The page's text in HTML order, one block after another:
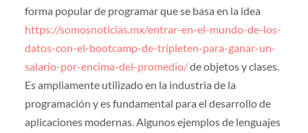
forma popular de programar que se basa en la idea
https://somosnoticias.mx/entrar-en-el-mundo-de-los-
datos-con-el-bootcamp-de-tripleten-para-ganar-un-
salario-por-encima-del-promedio/de objetos y clases.
Es ampliamente utilizado en la industria de la
programación y es fundamental para el desarrollo de
aplicaciones modernas. Algunos ejemplos de lenguajes